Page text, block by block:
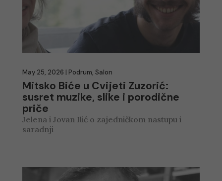
Mitsko Biće u Cvijeti Zuzorić:
susret muzike, slike i porodične
priče
May 25, 2026 | Podrum, Salon
Jelena i Jovan Ilić o zajedničkom nastupu i
saradnji